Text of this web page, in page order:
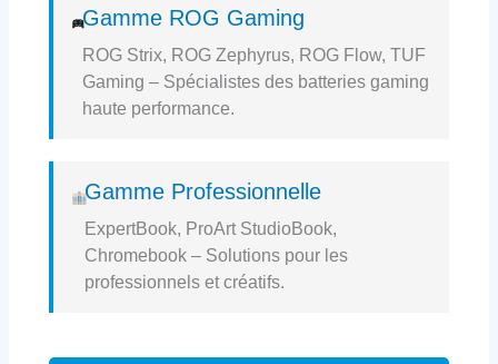
Gamme ROG Gaming
ROG Strix, ROG Zephyrus, ROG Flow, TUF
Gaming – Spécialistes des batteries gaming
haute performance.
Gamme Professionnelle
ExpertBook, ProArt StudioBook,
Chromebook – Solutions pour les
professionnels et créatifs.